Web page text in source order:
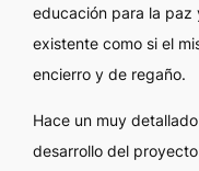
educación para la paz
existente como si el
encierro y de regaño.
Hace un muy
desarrollo del